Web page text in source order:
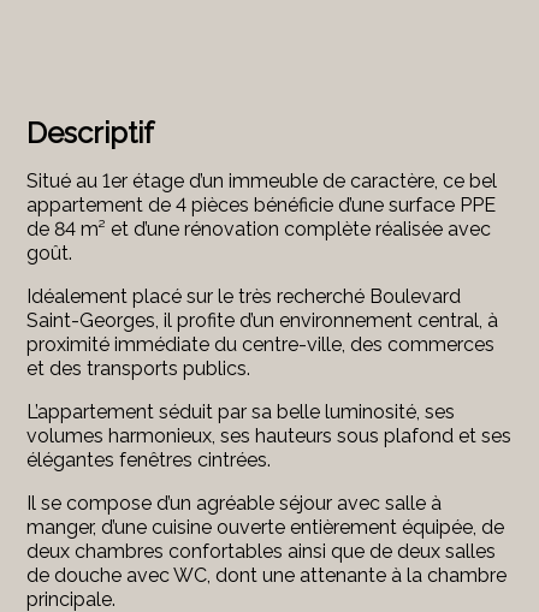
Descriptif
Situé au 1er étage d’un immeuble de caractère, ce bel
appartement de 4 pièces bénéficie d’une surface PPE
de 84 m² et d’une rénovation complète réalisée avec
goût.
Idéalement placé sur le très recherché Boulevard
Saint-Georges, il profite d’un environnement central, à
proximité immédiate du centre-ville, des commerces
et des transports publics.
L’appartement séduit par sa belle luminosité, ses
volumes harmonieux, ses hauteurs sous plafond et ses
élégantes fenêtres cintrées.
Il se compose d’un agréable séjour avec salle à
manger, d’une cuisine ouverte entièrement équipée, de
deux chambres confortables ainsi que de deux salles
de douche avec WC, dont une attenante à la chambre
principale.